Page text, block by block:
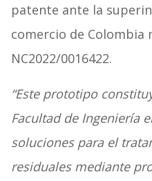
patente ante la
comercio de Colombia
NC2022/0016422.
“Este prototipo
Facultad de Ingeniería
soluciones para el
residuales mediante